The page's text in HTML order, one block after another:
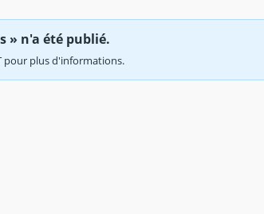
» n'a été publié.
pour plus d'informations.